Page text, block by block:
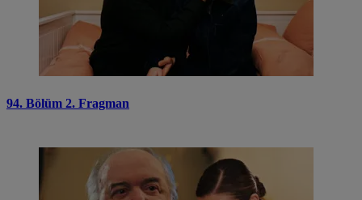
94. Bölüm 2. Fragman